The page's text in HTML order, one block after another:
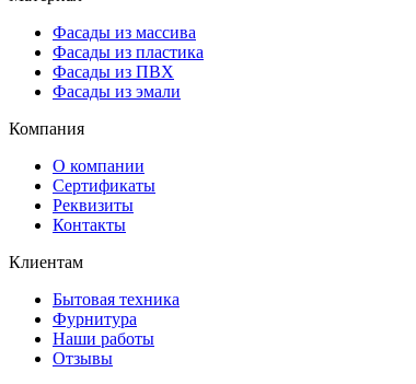
Фасады из массива
Фасады из пластика
Фасады из ПВХ
Фасады из эмали
Компания
О компании
Сертификаты
Реквизиты
Контакты
Клиентам
Бытовая техника
Фурнитура
Наши работы
Отзывы